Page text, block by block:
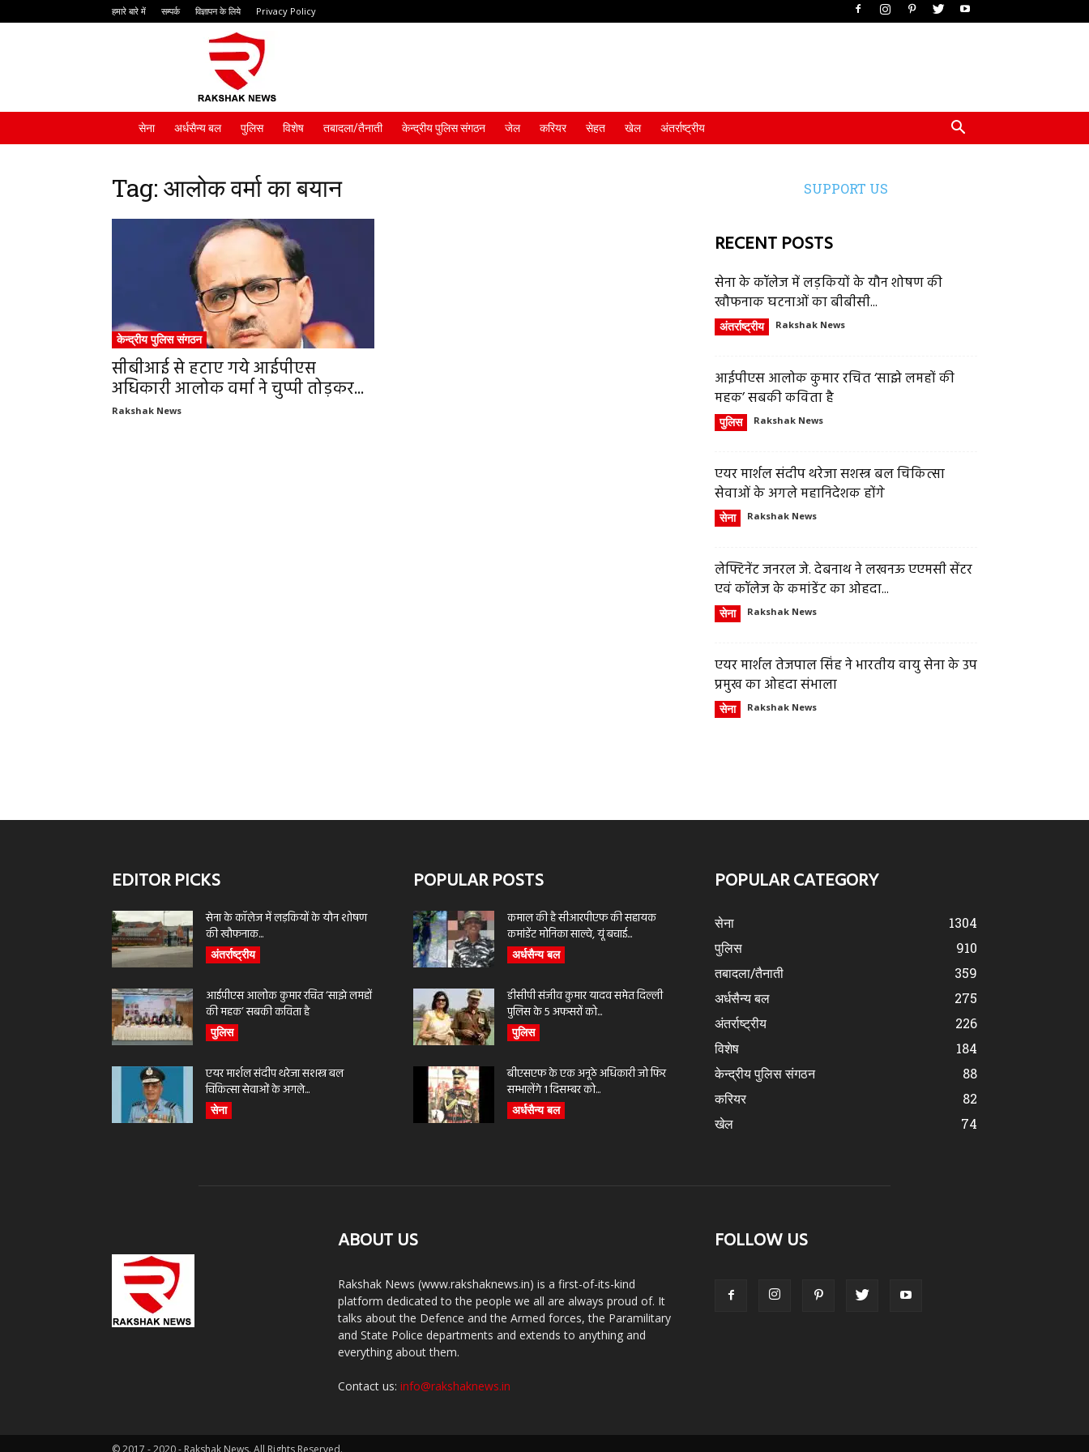
हमारे बारे में सम्पर्क विज्ञापन के लिये Privacy Policy
सेना अर्धसैन्य बल पुलिस विशेष तबादला/तैनाती केन्द्रीय पुलिस संगठन जेल करियर सेहत खेल अंतर्राष्ट्रीय
Tag: आलोक वर्मा का बयान
केन्द्रीय पुलिस संगठन
सीबीआई से हटाए गये आईपीएस
अधिकारी आलोक वर्मा ने चुप्पी तोड़कर...
Rakshak News
SUPPORT US
RECENT POSTS
सेना के कॉलेज में लड़कियों के यौन शोषण की
खौफनाक घटनाओं का बीबीसी...
अंतर्राष्ट्रीय Rakshak News
आईपीएस आलोक कुमार रचित ‘साझे लमहों की
महक’ सबकी कविता है
पुलिस Rakshak News
एयर मार्शल संदीप थरेजा सशस्त्र बल चिकित्सा
सेवाओं के अगले महानिदेशक होंगे
सेना Rakshak News
लेफ्टिनेंट जनरल जे. देबनाथ ने लखनऊ एएमसी सेंटर
एवं कॉलेज के कमांडेंट का ओहदा...
सेना Rakshak News
एयर मार्शल तेजपाल सिंह ने भारतीय वायु सेना के उप
प्रमुख का ओहदा संभाला
सेना Rakshak News
EDITOR PICKS
सेना के कॉलेज में लड़कियों के यौन शोषण
की खौफनाक...
अंतर्राष्ट्रीय
आईपीएस आलोक कुमार रचित ‘साझे लमहों
की महक’ सबकी कविता है
पुलिस
एयर मार्शल संदीप थरेजा सशस्त्र बल
चिकित्सा सेवाओं के अगले...
सेना
POPULAR POSTS
कमाल की है सीआरपीएफ की सहायक
कमांडेंट मोनिका साल्वे, यूं बचाई...
अर्धसैन्य बल
डीसीपी संजीव कुमार यादव समेत दिल्ली
पुलिस के 5 अफसरों को...
पुलिस
बीएसएफ के एक अनूठे अधिकारी जो फिर
सम्भालेंगे 1 दिसम्बर को...
अर्धसैन्य बल
POPULAR CATEGORY
सेना
1304
पुलिस
910
तबादला/तैनाती
359
अर्धसैन्य बल
275
अंतर्राष्ट्रीय
226
विशेष
184
केन्द्रीय पुलिस संगठन
88
करियर
82
खेल
74
ABOUT US
Rakshak News (www.rakshaknews.in) is a first-of-its-kind
platform dedicated to the people we all are always proud of. It
talks about the Defence and the Armed forces, the Paramilitary
and State Police departments and extends to anything and
everything about them.
Contact us: info@rakshaknews.in
FOLLOW US
© 2017 - 2020 - Rakshak News. All Rights Reserved.